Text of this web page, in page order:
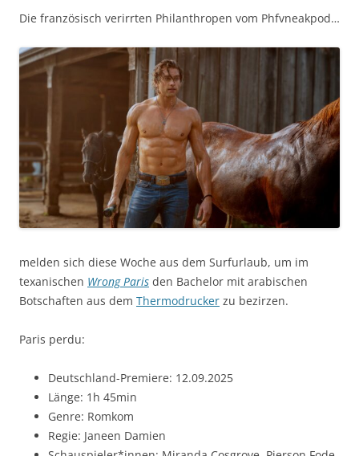
Die französisch verirrten Philanthropen vom Phfvneakpod…
melden sich diese Woche aus dem Surfurlaub, um im
texanischen Wrong Paris den Bachelor mit arabischen
Botschaften aus dem Thermodrucker zu bezirzen.
Paris perdu:
Deutschland-Premiere: 12.09.2025
Länge: 1h 45min
Genre: Romkom
Regie: Janeen Damien